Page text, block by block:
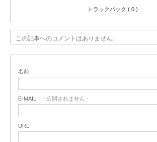
トラックバック ( 0 )
この記事へのコメントはありません。
名前
E-MAIL - 公開されません -
URL